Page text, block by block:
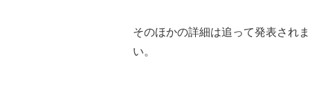
そのほかの詳細は追って発表され
い。